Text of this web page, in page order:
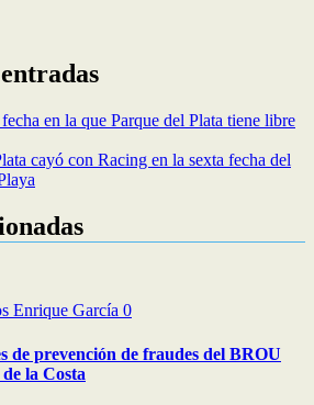
en la que Parque del Plata tiene libre
cayó con Racing en la sexta fecha del
Enrique García 0
de prevención de fraudes del BROU
la Costa